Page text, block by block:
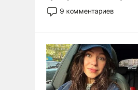
двигаемся по пути
революционных изменений.
псевдонаучной фантастики,
стало всерьез обсуждаемой
идеей.
9 комментариев